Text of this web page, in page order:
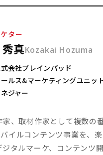
ター
真Kozakai Hozuma
会社ブレインパッド
ルス&マーケティングユニッ
ジャー
、取材作家として複数の
イルコンテンツ事業を、
タルマーケ、コンテンツ